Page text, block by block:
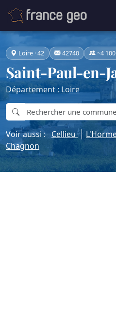
Loire · 42 42740 ~4
Saint-Paul-en-
Département : Loire
Voir aussi : Cellieu
Chagnon